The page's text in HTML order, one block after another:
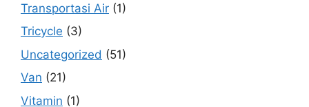
Transportasi Air (1)
Tricycle (3)
Uncategorized (51)
Van (21)
Vitamin (1)